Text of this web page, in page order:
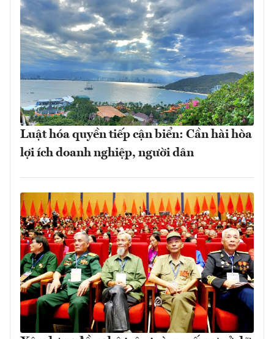
Luật hóa quyền tiếp cận biển: Cần hài hòa
lợi ích doanh nghiệp, người dân